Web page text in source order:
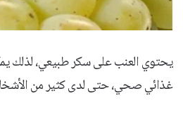
يحتوي العنب على سكر طبيعي، لذلك
غذائي صحي، حتى لدى كثير من